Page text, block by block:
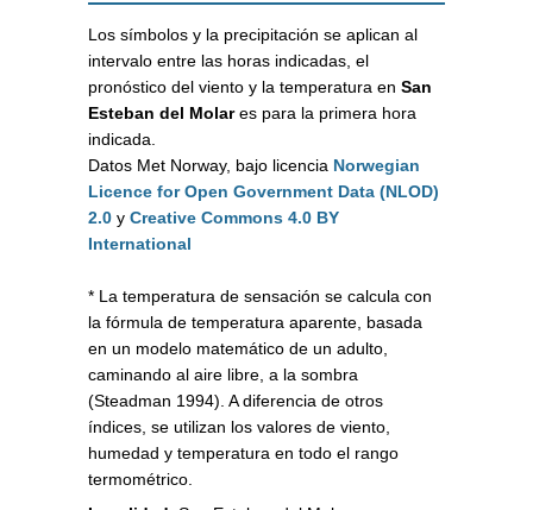
Los símbolos y la precipitación se aplican al
intervalo entre las horas indicadas, el
pronóstico del viento y la temperatura en San
Esteban del Molares para la primera hora
indicada.
Datos Met Norway, bajo licencia Norwegian
Licence for Open Government Data (NLOD)
2.0 y Creative Commons 4.0 BY
International
* La temperatura de sensación se calcula con
la fórmula de temperatura aparente, basada
en un modelo matemático de un adulto,
caminando al aire libre, a la sombra
(Steadman 1994). A diferencia de otros
índices, se utilizan los valores de viento,
humedad y temperatura en todo el rango
termométrico.